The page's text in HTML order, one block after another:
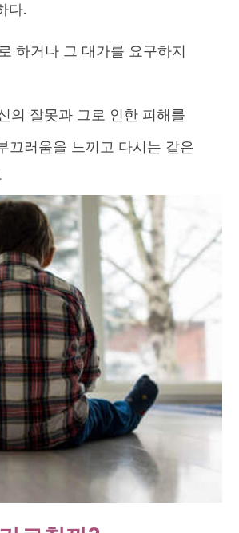
다.
하거나 그 대가를 요구하지
의 잘못과 그로 인한 피해를
끄러움을 느끼고 다시는 같은